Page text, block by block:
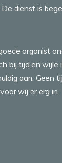
dienst is
organist
bij tijd en wijle
aan. Geen
wij er erg in